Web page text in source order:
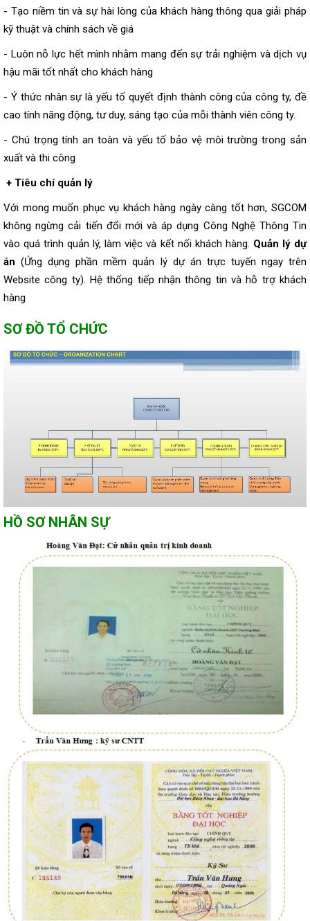
- Tạo niềm tin và sự hài lòng của khách hàng thông qua giải pháp
kỹ thuật và chính sách về giá
- Luôn nỗ lực hết mình nhằm mang đến sự trải nghiệm và dịch vụ
hậu mãi tốt nhất cho khách hàng
- Ý thức nhân sự là yếu tố quyết định thành công của công ty, đề
cao tính năng động, tư duy, sáng tạo của mỗi thành viên công ty.
- Chú trọng tính an toàn và yếu tố bảo vệ môi trường trong sản
xuất và thi công
+ Tiêu chí quản lý
Với mong muốn phục vụ khách hàng ngày càng tốt hơn, SGCOM
không ngừng cải tiến đổi mới và áp dụng Công Nghệ Thông Tin
vào quá trình quản lý, làm việc và kết nối khách hàng. Quản lý dự
án(Ứng dụng phần mềm quản lý dự án trực tuyến ngay trên
Website công ty). Hệ thống tiếp nhận thông tin và hỗ trợ khách
hàng
SƠ ĐỒ TỔ CHỨC
HỒ SƠ NHÂN SỰ